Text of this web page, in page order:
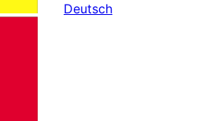
Deutsch